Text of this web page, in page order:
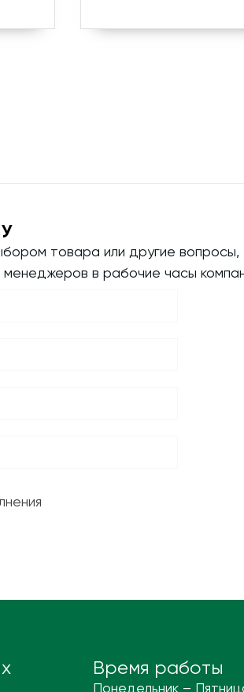
товара или другие
менеджеров в рабочие часы
Время работы
Понедельник –